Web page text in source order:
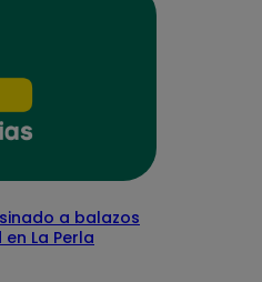
a balazos
La Perla